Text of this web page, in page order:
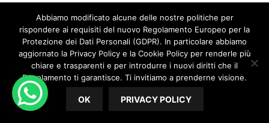
Il Tuo Perchè È Fuori Dalla Tua Comfort
Zone
12/07/2020 ByRoberta Torresan In WEDDING PLANNER
Abbiamo modificato alcune delle nostre politiche per
rispondere ai requisiti del nuovo Regolamento Europeo per la
Protezione dei Dati Personali (GDPR). In particolare abbiamo
aggiornato la Privacy Policy e la Cookie Policy per renderle più
chiare e trasparenti e per introdurre i nuovi diritti che il
Regolamento ti garantisce. Ti invitiamo a prenderne visione.
OK PRIVACY POLICY